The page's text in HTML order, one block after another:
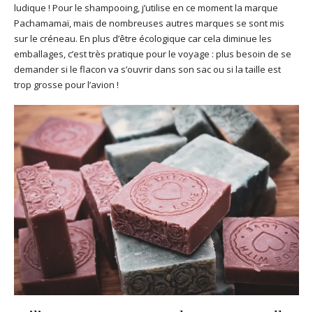
ludique ! Pour le shampooing, j’utilise en ce moment la marque
Pachamamaï, mais de nombreuses autres marques se sont mis
sur le créneau. En plus d’être écologique car cela diminue les
emballages, c’est très pratique pour le voyage : plus besoin de se
demander si le flacon va s’ouvrir dans son sac ou si la taille est
trop grosse pour l’avion !